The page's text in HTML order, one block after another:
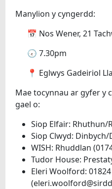
Manylion y cyngerdd:
📅 Nos Wener, 21
🕢 7.30pm
📍 Eglwys Gadeiriol
Mae tocynnau ar gyfer y
gael o:
Siop Elfair: Rhuthun/
Siop Clwyd:
WISH: Rhuddlan
Tudor House:
Eleri Woolford: